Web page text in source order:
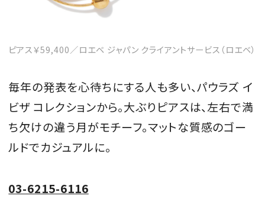
ピアス￥59,400／ロエベ ジャパン クライアントサービス（ロエベ）
毎年の発表を心待ちにする人も多い、パウラズ イ
ビザ コレクションから。大ぶりピアスは、左右で満
ち欠けの違う月がモチーフ。マットな質感のゴー
ルドでカジュアルに。
03-6215-6116